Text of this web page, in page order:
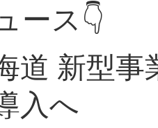
ース👇
道 新型
入へ